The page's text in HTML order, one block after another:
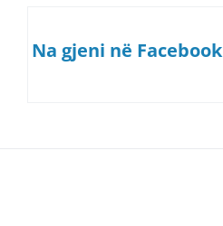
Na gjeni në Facebook